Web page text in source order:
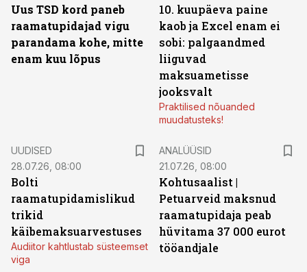
Uus TSD kord paneb
raamatupidajad vigu
parandama kohe, mitte
enam kuu lõpus
10. kuupäeva paine
kaob ja Excel enam ei
sobi: palgaandmed
liiguvad
maksuametisse
jooksvalt
Praktilised nõuanded
muudatusteks!
UUDISED
28.07.26, 08:00
Bolti
raamatupidamislikud
trikid
käibemaksuarvestuses
Audiitor kahtlustab süsteemset
viga
ANALÜÜSID
21.07.26, 08:00
Kohtusaalist |
Petuarveid maksnud
raamatupidaja peab
hüvitama 37 000 eurot
tööandjale